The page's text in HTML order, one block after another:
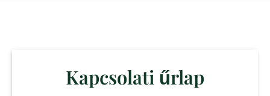
Kapcsolati űrlap